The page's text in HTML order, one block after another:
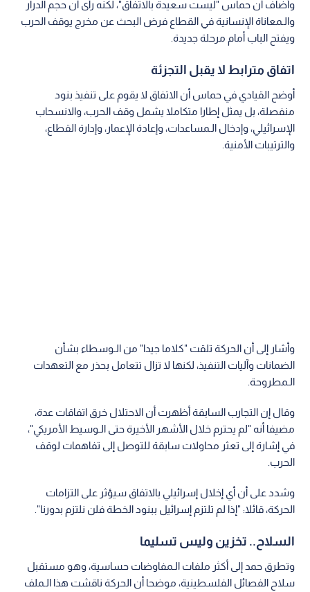
وأضاف أن حماس "ليست سعيدة بالاتفاق"، لكنه رأى أن حجم الدرار
والـمعاناة الإنسانية في القطاع فرض البحث عن مخرج يوقف الحرب
ويفتح الباب أمام مرحلة جديدة.
اتفاق مترابط لا يقبل التجزئة
أوضح القيادي في حماس أن الاتفاق لا يقوم على تنفيذ بنود
منفصلة، بل يمثل إطارا متكاملا يشمل وقف الحرب، والانسحاب
الإسرائيلي، وإدخال الـمساعدات، وإعادة الإعمار، وإدارة القطاع،
والترتيبات الأمنية.
وأشار إلى أن الحركة تلقت "كلاما جيدا" من الـوسطاء بشأن
الضمانات وآليات التنفيذ، لكنها لا تزال تتعامل بحذر مع التعهدات
الـمطروحة.
وقال إن التجارب السابقة أظهرت أن الاحتلال خرق اتفاقات عدة،
مضيفا أنه "لم يحترم خلال الأشهر الأخيرة حتى الـوسيط الأمريكي"،
في إشارة إلى تعثر محاولات سابقة للتوصل إلى تفاهمات لوقف
الحرب.
وشدد على أن أي إخلال إسرائيلي بالاتفاق سيؤثر على التزامات
الحركة، قائلا: "إذا لم تلتزم إسرائيل ببنود الخطة فلن نلتزم بدورنا".
السلاح.. تخزين وليس تسليما
وتطرق حمد إلى أكثر ملفات الـمفاوضات حساسية، وهو مستقبل
سلاح الفصائل الفلسطينية، موضحا أن الحركة ناقشت هذا الـملف